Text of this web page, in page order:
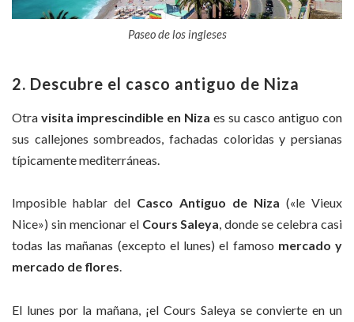
Paseo de los ingleses
2. Descubre el casco antiguo de Niza
Otra visita imprescindible en Niza es su casco antiguo con
sus callejones sombreados, fachadas coloridas y persianas
típicamente mediterráneas.
Imposible hablar del Casco Antiguo de Niza («le Vieux
Nice») sin mencionar el Cours Saleya, donde se celebra casi
todas las mañanas (excepto el lunes) el famoso mercado y
mercado de flores.
El lunes por la mañana, ¡el Cours Saleya se convierte en un